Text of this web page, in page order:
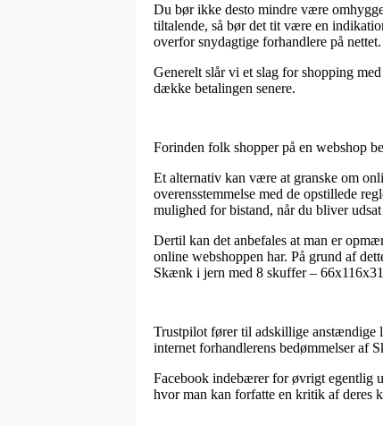
Du bør ikke desto mindre være
tiltalende, så bør det tit være en
overfor snydagtige forhandlere på nettet.
Generelt slår vi et slag for shopping
dække betalingen senere.
Forinden folk shopper på en webshop
Et alternativ kan være at granske om
overensstemmelse med de opstillede
mulighed for bistand, når du bliver
Dertil kan det anbefales at man er
online webshoppen har. På grund af
Skænk i jern med 8 skuffer –
Trustpilot fører til adskillige anstændige
internet forhandlerens bedømmelser af
Facebook indebærer for øvrigt egentlig
hvor man kan forfatte en kritik af deres